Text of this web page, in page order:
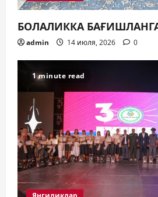
БОЛАЛИККА
admin 14 июля, 2026 0
1 minute read